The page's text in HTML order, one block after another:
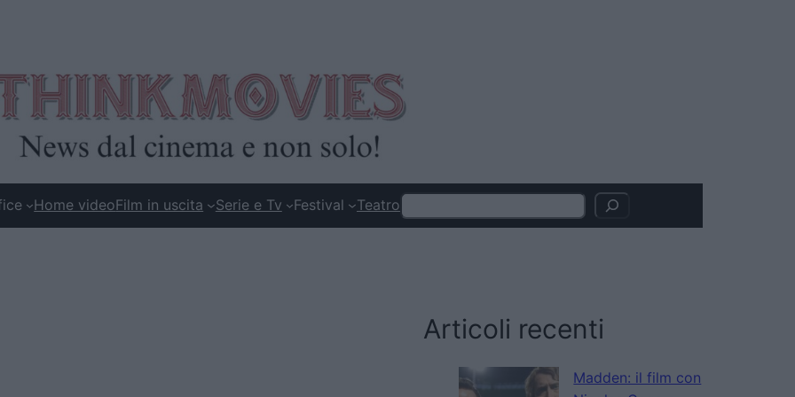
Home videoFilm in uscita Serie e Tv Festival TeatroSearch
Articoli recenti
Madden: il film con